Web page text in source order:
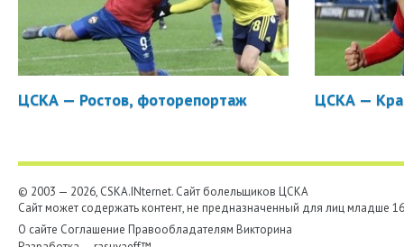
ЦСКА — Ростов, фоторепортаж ЦСКА —
© 2003 — 2026, CSKA.INternet. Cайт болельщиков ЦСКА
Сайт может содержать контент, не предназначенный для лиц младше
О сайте Соглашение Правообладателям Викторина